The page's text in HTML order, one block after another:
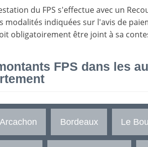
du FPS s'effectue avec un
modalités indiquées sur l'avis de
obligatoirement être joint à sa
FPS dans les
Arcachon Bordeaux Le